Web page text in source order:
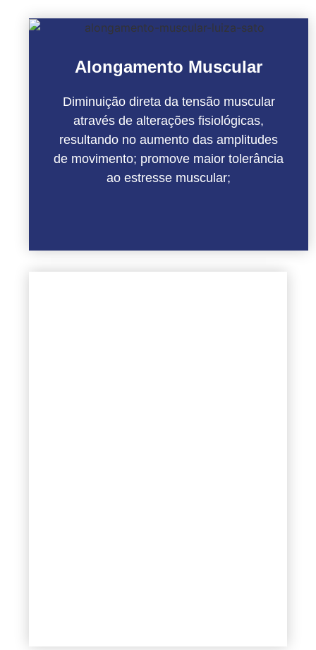
Alongamento Muscular
Diminuição direta da tensão muscular
através de alterações fisiológicas,
resultando no aumento das amplitudes
de movimento; promove maior tolerância
ao estresse muscular;